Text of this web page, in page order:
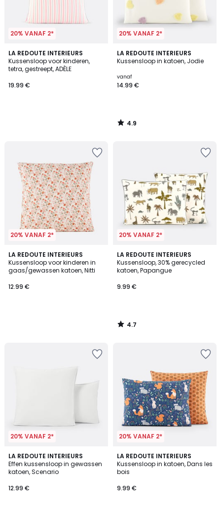
20% VANAF 2*
LA REDOUTE INTERIEURS
Kussensloop voor kinderen,
tetra, gestreept, ADÈLE
19.99 €
20% VANAF 2*
LA REDOUTE INTERIEURS
Kussensloop in katoen, Jodie
vanaf
14.99 €
4.9
/ 5
4.9
/
20% VANAF 2*
LA REDOUTE INTERIEURS
Kussensloop voor kinderen in
gaas/gewassen katoen, Nitti
12.99 €
20% VANAF 2*
LA REDOUTE INTERIEURS
Kussensloop, 30% gerecycled
katoen, Papangue
9.99 €
4.7
/ 5
4.7
/
20% VANAF 2*
LA REDOUTE INTERIEURS
Effen kussensloop in gewassen
katoen, Scenario
12.99 €
4.4
/ 5
18
Kleuren
20% VANAF 2*
LA REDOUTE INTERIEURS
Kussensloop in katoen, Dans les
bois
9.99 €
4.8
/ 5